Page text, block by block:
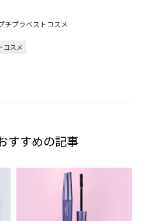
チプラベストコスメ
コスメ
すすめの記事